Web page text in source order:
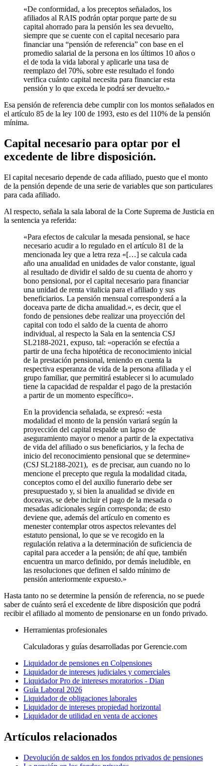
«De conformidad, a los preceptos señalados, los
afiliados al RAIS podrán optar porque parte de su
capital ahorrado para la pensión les sea devuelto,
siempre que se cuente con el capital necesario para
financiar una “pensión de referencia” con base en el
promedio salarial de la persona en los últimos 10 años o
el de toda la vida laboral y aplicarle una tasa de
reemplazo del 70%, sobre este resultado el fondo
verifica cuánto capital necesita para financiar esta
pensión y lo que exceda le podrá ser devuelto.»
Esa pensión de referencia debe cumplir con los montos señalados en
el artículo 85 de la ley 100 de 1993, esto es del 110% de la pensión
mínima.
Capital necesario para optar por el
excedente de libre disposición.
El capital necesario depende de cada afiliado, puesto que el monto
de la pensión depende de una serie de variables que son particulares
para cada afiliado.
Al respecto, señala la sala laboral de la Corte Suprema de Justicia en
la sentencia ya referida:
«Para efectos de calcular la mesada pensional, se hace
necesario acudir a lo regulado en el artículo 81 de la
mencionada ley que a letra reza «[…] se calcula cada
año una anualidad en unidades de valor constante, igual
al resultado de dividir el saldo de su cuenta de ahorro y
bono pensional, por el capital necesario para financiar
una unidad de renta vitalicia para el afiliado y sus
beneficiarios. La pensión mensual corresponderá a la
doceava parte de dicha anualidad.», es decir, que el
fondo de pensiones debe realizar una proyección del
capital con todo el saldo de la cuenta de ahorro
individual, al respecto la Sala en la sentencia CSJ
SL2188-2021, expuso, tal: «operación se efectúa a
partir de una fecha hipotética de reconocimiento inicial
de la prestación pensional, teniendo en cuenta la
respectiva esperanza de vida de la persona afiliada y el
grupo familiar, que permitirá establecer si lo acumulado
tiene la capacidad de respaldar el pago de la prestación
a partir de un momento específico».
En la providencia señalada, se expresó: «esta
modalidad el monto de la pensión variará según la
proyección del capital respalde un lapso de
aseguramiento mayor o menor a partir de la expectativa
de vida del afiliado o sus beneficiarios, y la fecha de
inicio del reconocimiento pensional que se determine»
(CSJ SL2188-2021), es de precisar, aun cuando no lo
mencione el precepto que regula la modalidad citada,
conceptos como el del auxilio funerario debe ser
presupuestado y, si bien la anualidad se divide en
doceavas, se debe incluir el pago de la mesada o
mesadas adicionales según corresponda; de esto
deviene que, además del artículo en comento es
menester contemplar otros aspectos relevantes del
estatuto pensional, lo que se ve recogido en la
regulación relativa a la determinación de suficiencia de
capital para acceder a la pensión; de ahí que, también
encuentra un marco definido, por demás ineludible, en
las resoluciones que definen el saldo mínimo de
pensión anteriormente expuesto.»
Hasta tanto no se determine la pensión de referencia, no se puede
saber de cuánto será el excedente de libre disposición que podrá
recibir el afiliado al momento de pensionarse en un fondo privado.
Herramientas profesionales
Calculadoras y guías desarrolladas por Gerencie.com
Liquidador de pensiones en Colpensiones
Liquidador de intereses judiciales y comerciales
Liquidador Pro de intereses moratorios - Dian
Guía Laboral 2026
Liquidador de obligaciones laborales
Liquidador de intereses propiedad horizontal
Liquidador de utilidad en venta de acciones
Artículos relacionados
Devolución de saldos en los fondos privados de pensiones